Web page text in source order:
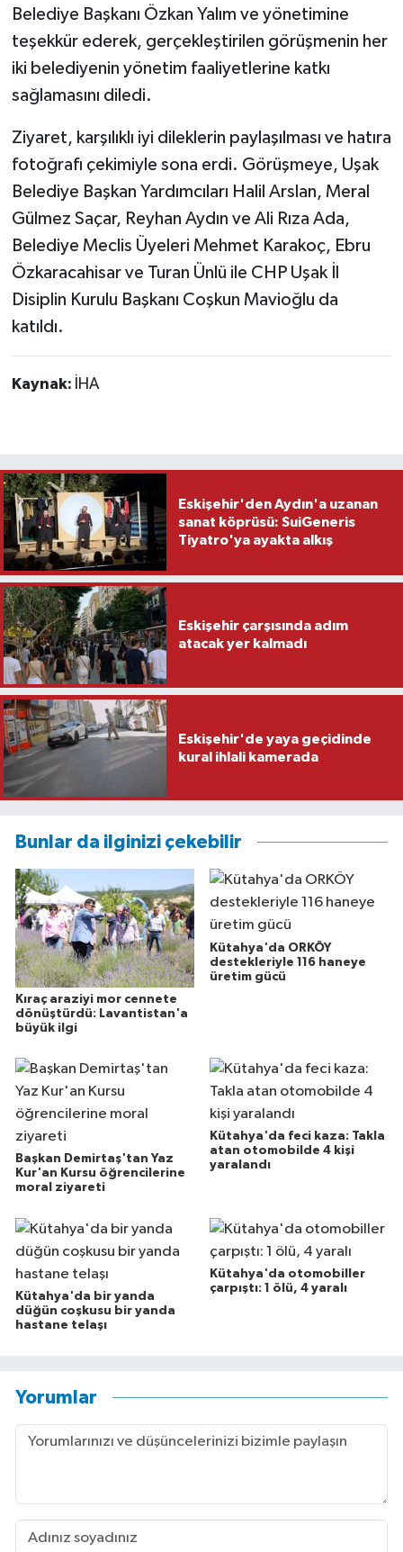
Belediye Başkanı Özkan Yalım ve yönetimine
teşekkür ederek, gerçekleştirilen görüşmenin her
iki belediyenin yönetim faaliyetlerine katkı
sağlamasını diledi.
Ziyaret, karşılıklı iyi dileklerin paylaşılması ve hatıra
fotoğrafı çekimiyle sona erdi. Görüşmeye, Uşak
Belediye Başkan Yardımcıları Halil Arslan, Meral
Gülmez Saçar, Reyhan Aydın ve Ali Rıza Ada,
Belediye Meclis Üyeleri Mehmet Karakoç, Ebru
Özkaracahisar ve Turan Ünlü ile CHP Uşak İl
Disiplin Kurulu Başkanı Coşkun Mavioğlu da
katıldı.
Kaynak: İHA
Eskişehir'den Aydın'a uzanan
sanat köprüsü: SuiGeneris
Tiyatro'ya ayakta alkış
Eskişehir çarşısında adım
atacak yer kalmadı
Eskişehir'de yaya geçidinde
kural ihlali kamerada
Bunlar da ilginizi çekebilir
Kıraç araziyi mor cennete
dönüştürdü: Lavantistan'a
büyük ilgi
Kütahya'da ORKÖY
destekleriyle 116 haneye
üretim gücü
Başkan Demirtaş'tan Yaz
Kur'an Kursu öğrencilerine
moral ziyareti
Kütahya'da feci kaza: Takla
atan otomobilde 4 kişi
yaralandı
Kütahya'da bir yanda
düğün coşkusu bir yanda
hastane telaşı
Kütahya'da otomobiller
çarpıştı: 1 ölü, 4 yaralı
Yorumlar